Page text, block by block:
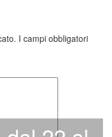
I campi obbligatori